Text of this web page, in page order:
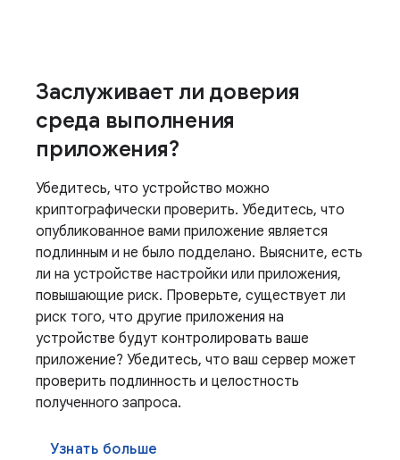
Заслуживает ли доверия
среда выполнения
приложения?
Убедитесь, что устройство можно
криптографически проверить. Убедитесь, что
опубликованное вами приложение является
подлинным и не было подделано. Выясните, есть
ли на устройстве настройки или приложения,
повышающие риск. Проверьте, существует ли
риск того, что другие приложения на
устройстве будут контролировать ваше
приложение? Убедитесь, что ваш сервер может
проверить подлинность и целостность
полученного запроса.
Узнать больше